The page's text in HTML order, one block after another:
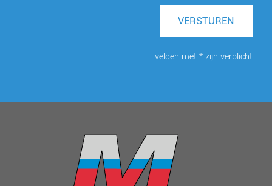
VERSTUREN
velden met * zijn verplicht